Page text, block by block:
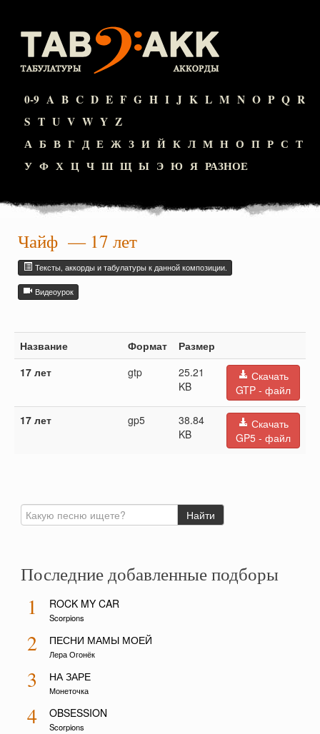
0-9 A B C D E F G H I J K L M N O P Q R
S T U V W Y Z
А Б В Г Д Е Ж З И Й К Л М Н О П Р С Т
У Ф Х Ц Ч Ш Щ Ы Э Ю Я РАЗНОЕ
Чайф — 17 лет
Тексты, аккорды и табулатуры к данной композиции.
Видеоурок
Название Формат
Размер
17 лет
gtp
25.21
KB
Скачать
GTP - файл
17 лет gp5
38.84
KB
Скачать
GP5 - файл
Последние добавленные подборы
1 ROCK MY CAR
Scorpions
2 ПЕСНИ МАМЫ МОЕЙ
Лера Огонёк
3 НА ЗАРЕ
Монеточка
4 OBSESSION
Scorpions